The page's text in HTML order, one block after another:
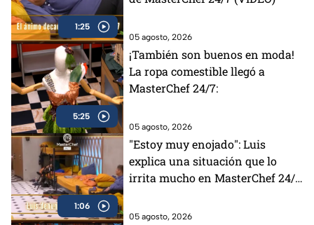
1:25
05 agosto, 2026
5:25
¡También son buenos en moda!
La ropa comestible llegó a
MasterChef 24/7:
05 agosto, 2026
1:06
"Estoy muy enojado": Luis
explica una situación que lo
irrita mucho en MasterChef 24/7
05 agosto, 2026